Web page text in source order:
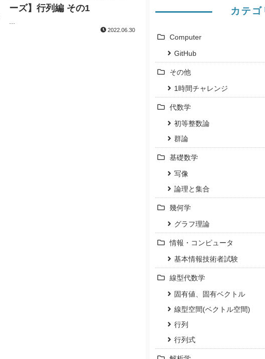
ーズ】行列編 その1
...
2022.06.30
カテゴ
Computer
GitHub
その他
1時間チャレンジ
代数学
初等整数論
群論
基礎数学
写像
論理と集合
幾何学
グラフ理論
情報・コンピュータ
基本情報技術者試験
線型代数学
固有値、固有ベクトル
線型空間(ベクトル空間)
行列
行列式